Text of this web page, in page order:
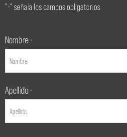
"*" señala los campos obligatorios
Nombre *
Apellido *